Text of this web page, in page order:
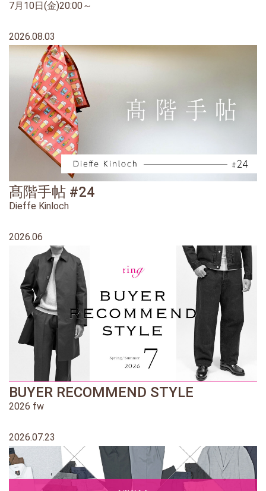
7月10日(金)20:00～
2026.08.03
髙階手帖 #24
Dieffe Kinloch
2026.06
BUYER RECOMMEND STYLE
2026 fw
2026.07.23